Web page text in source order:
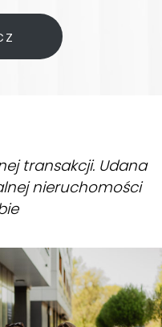
transakcji. Udana
nieruchomości